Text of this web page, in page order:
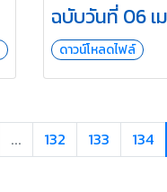
ฉบับวันที่ 06 เ
ดาวน์โหลดไฟล์
... 132 133 134